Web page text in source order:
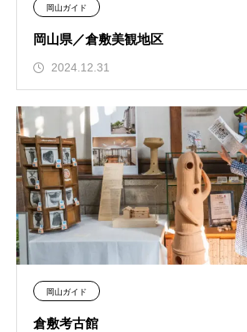
岡山ガイド
岡山県／倉敷美観地区
2024.12.31
岡山ガイド
倉敷考古館